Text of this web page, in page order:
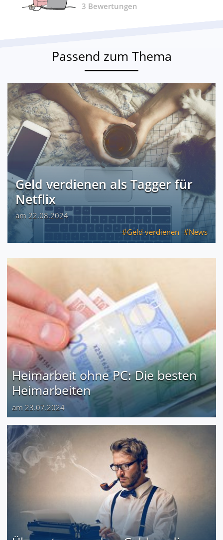
3 Bewertungen
Passend zum Thema
Geld verdienen als Tagger für
Netflix
am 22.08.2024
Geld verdienen
News
Heimarbeit ohne PC: Die besten
Heimarbeiten
am 23.07.2024